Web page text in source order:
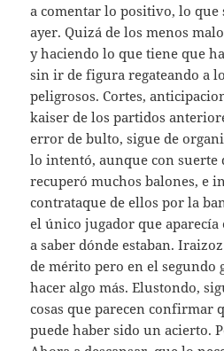
a comentar lo positivo, lo
ayer. Quizá de los menos
y haciendo lo que tiene que
sin ir de figura regateando a
peligrosos. Cortes,
kaiser de los partidos
error de bulto, sigue de
lo intentó, aunque con suerte
recuperó muchos balones, e
contrataque de ellos por la
el único jugador que aparecía
a saber dónde estaban.
de mérito pero en el segundo
hacer algo más. Elustondo,
cosas que parecen confirmar
puede haber sido un acierto.